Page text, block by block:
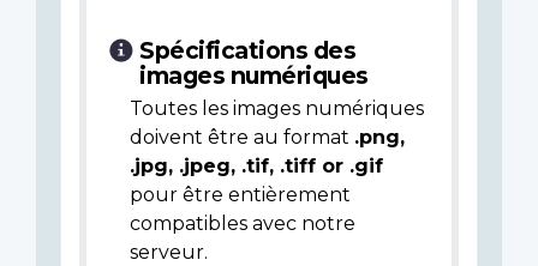
Spécifications des
images numériques
Toutes les images numériques
doivent être au format .png,
.jpg, .jpeg, .tif, .tiff or .gif
pour être entièrement
compatibles avec notre
serveur.